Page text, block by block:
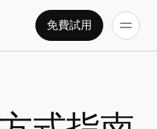
免費試用